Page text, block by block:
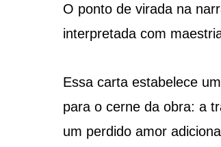
O ponto de virada na
interpretada com
Essa carta estabelece
para o cerne da obra: a
um perdido amor